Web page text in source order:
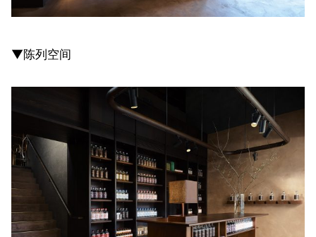
▼陈列空间